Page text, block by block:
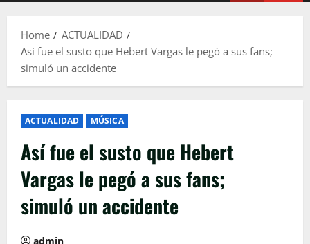
Home
ACTUALIDAD
Así fue el susto que Hebert Vargas le pegó a sus fans;
simuló un accidente
ACTUALIDAD MÚSICA
Así fue el susto que Hebert
Vargas le pegó a sus fans;
simuló un accidente
admin